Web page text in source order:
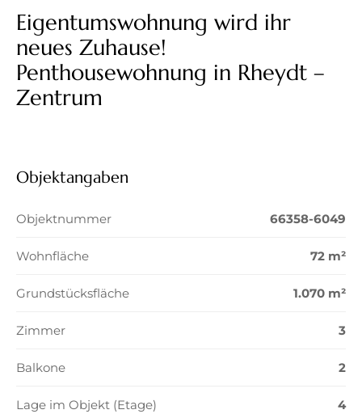
Eigentumswohnung wird ihr
neues Zuhause!
Penthousewohnung in Rheydt –
Zentrum
Objektangaben
Objektnummer 66358-6049
Wohnfläche 72 m²
Grundstücksfläche 1.070 m²
Zimmer 3
Balkone 2
Lage im Objekt (Etage) 4